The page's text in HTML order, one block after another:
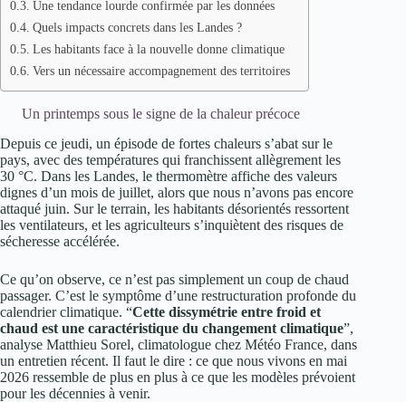
Une tendance lourde confirmée par les données
Quels impacts concrets dans les Landes ?
Les habitants face à la nouvelle donne climatique
Vers un nécessaire accompagnement des territoires
Un printemps sous le signe de la chaleur précoce
Depuis ce jeudi, un épisode de fortes chaleurs s’abat sur le
pays, avec des températures qui franchissent allègrement les
30 °C. Dans les Landes, le thermomètre affiche des valeurs
dignes d’un mois de juillet, alors que nous n’avons pas encore
attaqué juin. Sur le terrain, les habitants désorientés ressortent
les ventilateurs, et les agriculteurs s’inquiètent des risques de
sécheresse accélérée.
Ce qu’on observe, ce n’est pas simplement un coup de chaud
passager. C’est le symptôme d’une restructuration profonde du
calendrier climatique. “Cette dissymétrie entre froid et
chaud est une caractéristique du changement climatique”,
analyse Matthieu Sorel, climatologue chez Météo France, dans
un entretien récent. Il faut le dire : ce que nous vivons en mai
2026 ressemble de plus en plus à ce que les modèles prévoient
pour les décennies à venir.